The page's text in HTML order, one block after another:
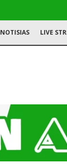
NOTISIAS LIVE